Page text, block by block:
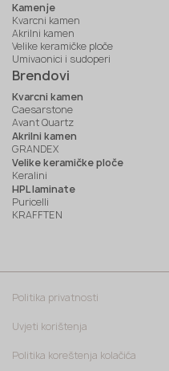
Kamenje
Kvarcni kamen
Akrilni kamen
Velike keramičke ploče
Umivaonici i sudoperi
Brendovi
Kvarcni kamen
Caesarstone
Avant Quartz
Akrilni kamen
GRANDEX
Velike keramičke ploče
Keralini
HPL laminate
Puricelli
KRAFFTEN
Politika privatnosti
Uvjeti korištenja
Politika koreštenja kolačića